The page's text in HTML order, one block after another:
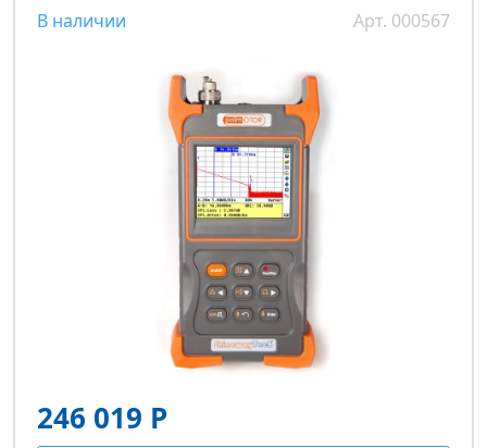
В наличии Арт. 000567
246 019 Р